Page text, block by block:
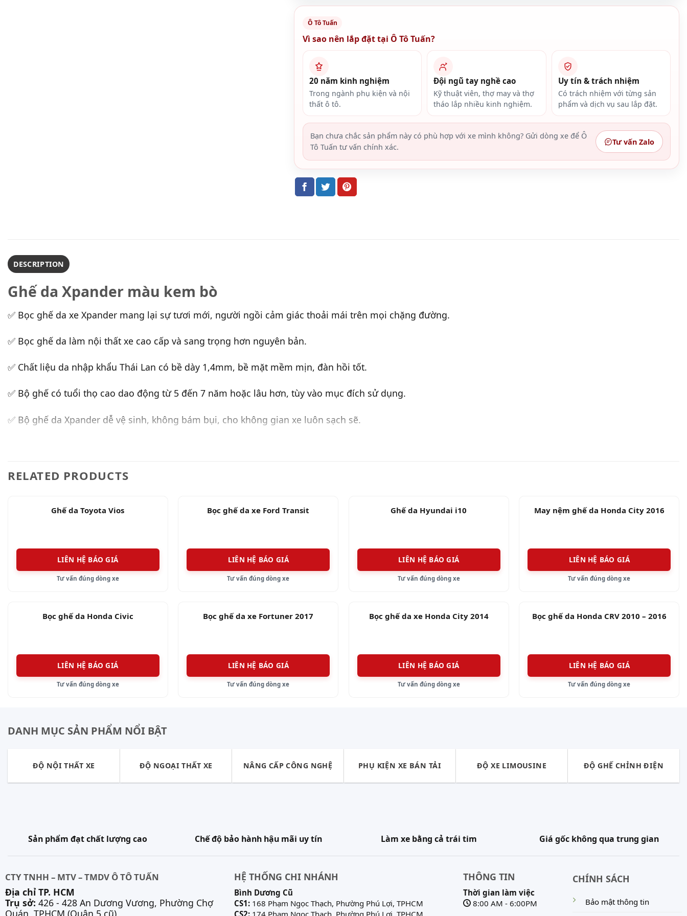
Ô Tô Tuấn
Vì sao nên lắp đặt tại Ô Tô Tuấn?
20 năm kinh nghiệm
Trong ngành phụ kiện và nội
thất ô tô.
Đội ngũ tay nghề cao
Kỹ thuật viên, thợ may và thợ
tháo lắp nhiều kinh nghiệm.
Uy tín & trách nhiệm
Có trách nhiệm với từng sản
phẩm và dịch vụ sau lắp đặt.
Bạn chưa chắc sản phẩm này có phù hợp với xe mình không? Gửi dòng xe để Ô
Tô Tuấn tư vấn chính xác.
Tư vấn Zalo
DESCRIPTION
Ghế da Xpander màu kem bò
✅ Bọc ghế da xe Xpander mang lại sự tươi mới, người ngồi cảm giác thoải mái trên mọi chặng đường.
✅ Bọc ghế da làm nội thất xe cao cấp và sang trọng hơn nguyên bản.
✅ Chất liệu da nhập khẩu Thái Lan có bề dày 1,4mm, bề mặt mềm mịn, đàn hồi tốt.
✅ Bộ ghế có tuổi thọ cao dao động từ 5 đến 7 năm hoặc lâu hơn, tùy vào mục đích sử dụng.
✅ Bộ ghế da Xpander dễ vệ sinh, không bám bụi, cho không gian xe luôn sạch sẽ.
RELATED PRODUCTS
Ghế da Toyota Vios
LIÊN HỆ BÁO GIÁ
Tư vấn đúng dòng xe
Bọc ghế da xe Ford Transit
LIÊN HỆ BÁO GIÁ
Tư vấn đúng dòng xe
Ghế da Hyundai i10
LIÊN HỆ BÁO GIÁ
Tư vấn đúng dòng xe
May nệm ghế da Honda City 2016
LIÊN HỆ BÁO GIÁ
Tư vấn đúng dòng xe
Bọc ghế da Honda Civic
LIÊN HỆ BÁO GIÁ
Tư vấn đúng dòng xe
Bọc ghế da xe Fortuner 2017
LIÊN HỆ BÁO GIÁ
Tư vấn đúng dòng xe
Bọc ghế da xe Honda City 2014
LIÊN HỆ BÁO GIÁ
Tư vấn đúng dòng xe
Bọc ghế da Honda CRV 2010 – 2016
LIÊN HỆ BÁO GIÁ
Tư vấn đúng dòng xe
DANH MỤC SẢN PHẨM NỔI BẬT
ĐỘ NỘI THẤT XE ĐỘ NGOẠI THẤT XE NÂNG CẤP CÔNG NGHỆ PHỤ KIỆN XE BÁN TẢI ĐỘ XE LIMOUSINE ĐỘ GHẾ CHỈNH ĐIỆN
Sản phẩm đạt chất lượng cao Chế độ bảo hành hậu mãi uy tín Làm xe bằng cả trái tim Giá gốc không qua trung gian
CTY TNHH – MTV – TMDV Ô TÔ TUẤN
Địa chỉ TP. HCM
Trụ sở: 426 - 428 An Dương Vương, Phường Chợ
Quán, TPHCM (Quận 5 cũ)
HỆ THỐNG CHI NHÁNH
Bình Dương Cũ
CS1:168 Phạm Ngọc Thạch, Phường Phú Lợi, TPHCM
CS2:174 Phạm Ngọc Thạch, Phường Phú Lợi, TPHCM
THÔNG TIN
Thời gian làm việc
8:00 AM - 6:00PM
CHÍNH SÁCH
Bảo mật thông tin